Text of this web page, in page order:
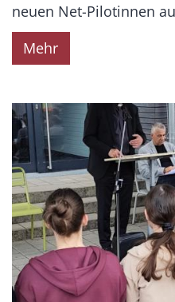
neuen Net-Pilotinnen
Mehr